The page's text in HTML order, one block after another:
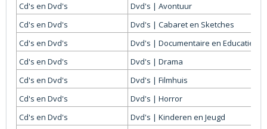
Cd's en Dvd's
Dvd's | Avontuur
Cd's en Dvd's
Dvd's | Cabaret en Sketches
Cd's en Dvd's
Dvd's | Documentaire en Educatief
Cd's en Dvd's
Dvd's | Drama
Cd's en Dvd's
Dvd's | Filmhuis
Cd's en Dvd's
Dvd's | Horror
Cd's en Dvd's
Dvd's | Kinderen en Jeugd